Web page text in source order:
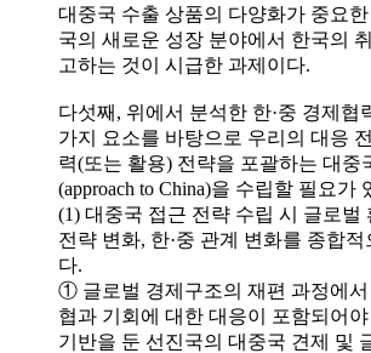
대중국 수출 상품의 다양화가 중요
국의 새로운 성장 분야에서 한국의
고하는 것이 시급한 과제이다.
다섯째, 위에서 분석한 한·중 경제협
가지 요소를 바탕으로 우리의 대응
력(또는 활용) 전략을 포괄하는 대중
(approach to China)을 수립할 필요가
(1) 대중국 접근 전략 수립 시 글로벌
전략 변화, 한·중 관계 변화를 종합
다.
① 글로벌 경제구조의 재편 과정에서
협과 기회에 대한 대응이 포함되어
기반을 둔 선진국의 대중국 견제 및